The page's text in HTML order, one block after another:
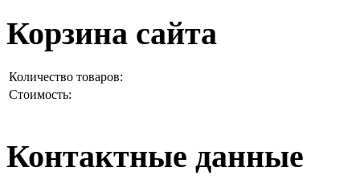
Корзина сайта
Количество товаров:
Стоимость:
Контактные данные